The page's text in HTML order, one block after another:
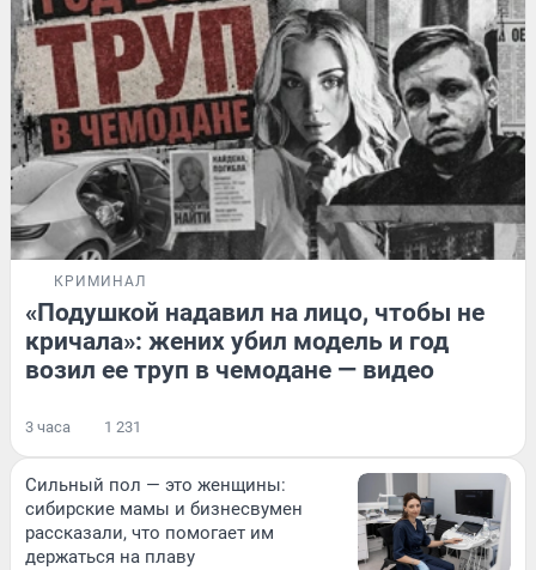
КРИМИНАЛ
«Подушкой надавил на лицо, чтобы не
кричала»: жених убил модель и год
возил ее труп в чемодане — видео
3 часа 1 231
Сильный пол — это женщины:
сибирские мамы и бизнесвумен
рассказали, что помогает им
держаться на плаву